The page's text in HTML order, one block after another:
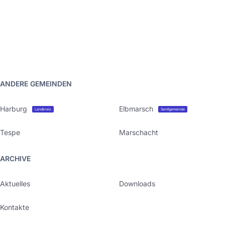
ANDERE GEMEINDEN
Harburg Landkreis Elbmarsch Samtgemeinde
Tespe Marschacht
ARCHIVE
Aktuelles Downloads
Kontakte